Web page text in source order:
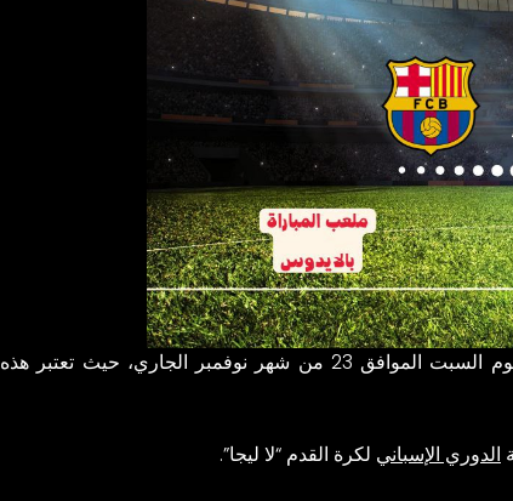
، في يوم السبت الموافق 23 من شهر نوفمبر الجاري، حيث تعتبر هذه
الدوري الإسباني لكرة القدم “لا ليجا”.